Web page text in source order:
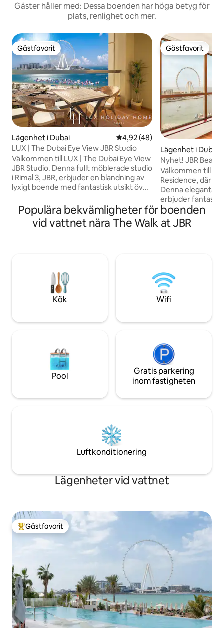
Gäster håller med: Dessa boenden har höga betyg för
plats, renlighet och mer.
Gästfavorit
Gästfavorit
Lägenhet i Dubai 4,92 av 5 i genomsnittligt
4,92 (48)
LUX | The Dubai Eye View JBR Studio
Välkommen till LUX | The Dubai Eye View
JBR Studio. Denna fullt möblerade studio
i Rimal 3, JBR, erbjuder en blandning av
lyxigt boende med fantastisk utsikt över
balkongen. Den har en rymlig
dubbelsäng och en Smart-TV. Beläget i
ett livligt grannskap, med den berömda
underhållningsalternativen. Upplev
Dubais livliga livsstil med alla
bekvämligheter du är van vid hemifrån!
Gästfavorit
Gästfavorit
Lägenhet i Dubai
Nyhet! JBR
panoramautsikt
Välkommen till
Residence, där
Denna eleganta
erbjuder
och en modern
ikoniska vattnet.
queen-sängar
där du kan njuta av
restauranger och
närheten - den
Populära bekvämligheter för boenden
vid vattnet nära The Walk at JBR
Kök Wifi
Pool
Gratis parkering
inom fastigheten
Luftkonditionering
Lägenheter vid vattnet
Populär gästfavorit
Gästfavorit